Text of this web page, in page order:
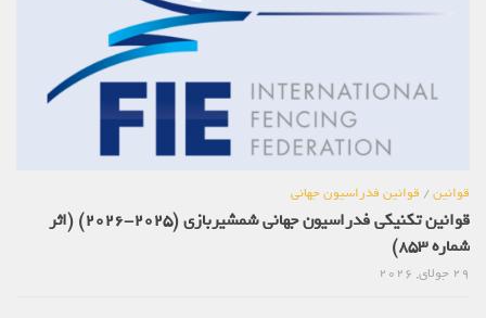
قوانین/ قوانین فدراسیون جهانی
قوانین تکنیکی فدراسیون جهانی شمشیربازی (2025-2026) (اثر
شماره 853)
29 جولای, 2026